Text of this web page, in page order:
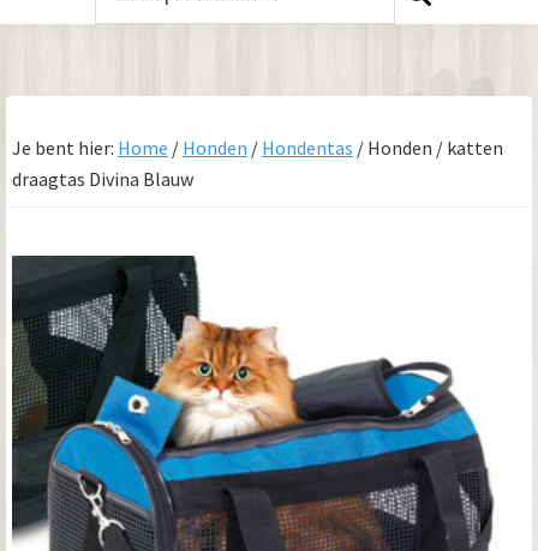
Je bent hier: Home / Honden / Hondentas / Honden / katten
draagtas Divina Blauw